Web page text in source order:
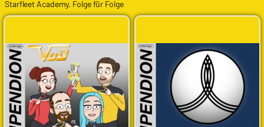
Starfleet Academy, Folge für Folge